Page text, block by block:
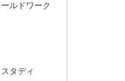
ルドワーク
タディ